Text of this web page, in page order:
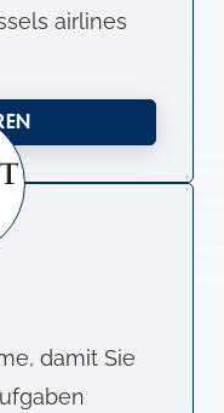
airlines
damit Sie